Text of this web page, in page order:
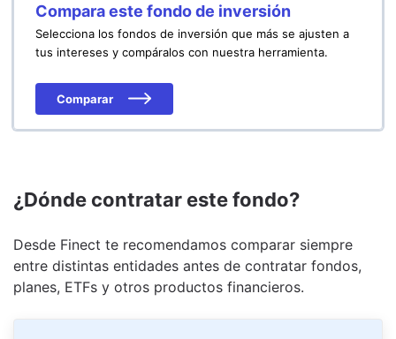
Compara este fondo de inversión
Selecciona los fondos de inversión que más se ajusten a
tus intereses y compáralos con nuestra herramienta.
Comparar
¿Dónde contratar este fondo?
Desde Finect te recomendamos comparar siempre
entre distintas entidades antes de contratar fondos,
planes, ETFs y otros productos financieros.